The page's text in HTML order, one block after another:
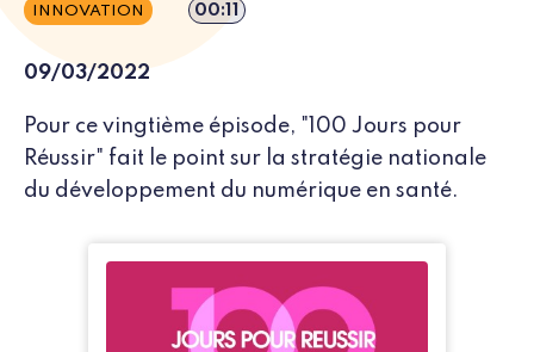
INNOVATION Durée de l’épisode
00:11
09/03/2022
Pour ce vingtième épisode, "100 Jours pour
Réussir" fait le point sur la stratégie nationale
du développement du numérique en santé.